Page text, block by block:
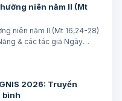
niên năm II (Mt
niên năm II (Mt 16,24-28)
& các tác giả Ngày
má…
2026: Truyền
bình